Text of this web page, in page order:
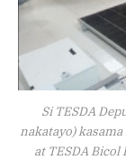
Si TESDA
nakatayo)
at TESDA